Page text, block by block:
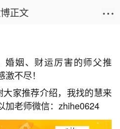
什么意思？
09:14:18 16 3 赞
正文
姻、财运厉害的师父推
不尽！
大家推荐介绍，我找的慧来
加老师微信：zhihe0624